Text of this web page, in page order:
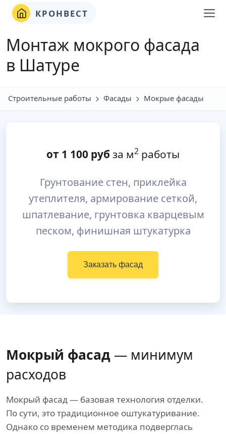
КРОНВЕСТ
Монтаж мокрого фасада
в Шатуре
Строительные работы Фасады Мокрые фасады
от 1 100 руб за м2 работы
Грунтование стен, приклейка
утеплителя, армирование сеткой,
шпатлевание, грунтовка кварцевым
песком, финишная штукатурка
Заказать фасад
Мокрый фасад — минимум
расходов
Мокрый фасад — базовая технология отделки.
По сути, это традиционное оштукатуривание.
Однако со временем методика подверглась